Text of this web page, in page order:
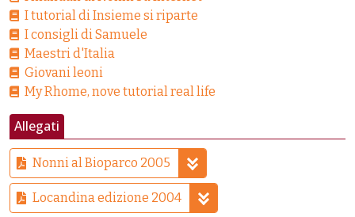
I tutorial di Insieme si riparte
I consigli di Samuele
Maestri d'Italia
Giovani leoni
My Rhome, nove tutorial real life
Allegati
Nonni al Bioparco 2005
Locandina edizione 2004